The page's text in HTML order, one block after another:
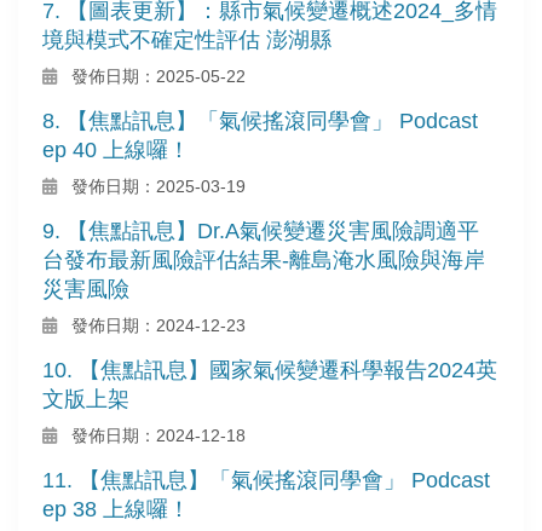
7. 【圖表更新】：縣市氣候變遷概述2024_多情
境與模式不確定性評估 澎湖縣
發佈日期：2025-05-22
8. 【焦點訊息】「氣候搖滾同學會」 Podcast
ep 40 上線囉！
發佈日期：2025-03-19
9. 【焦點訊息】Dr.A氣候變遷災害風險調適平
台發布最新風險評估結果-離島淹水風險與海岸
災害風險
發佈日期：2024-12-23
10. 【焦點訊息】國家氣候變遷科學報告2024英
文版上架
發佈日期：2024-12-18
11. 【焦點訊息】「氣候搖滾同學會」 Podcast
ep 38 上線囉！